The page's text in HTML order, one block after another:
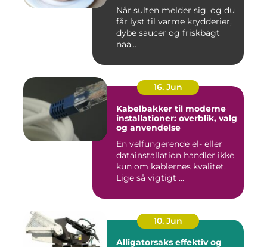
Når sulten melder sig, og du
får lyst til varme krydderier,
dybe saucer og friskbagt
naa...
16. Jun
Kabelbakker til moderne
installationer: overblik, valg
og anvendelse
En velfungerende el- eller
datainstallation handler ikke
kun om kablernes kvalitet.
Lige så vigtigt ...
10. Jun
Alligatorsaks effektiv og